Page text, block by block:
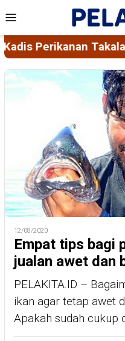
to
content
Menu
Pangan
12/08/2020
Empat tips bagi
jualan awet dan
PELAKITA.ID –
ikan agar tetap awet
Apakah sudah cukup